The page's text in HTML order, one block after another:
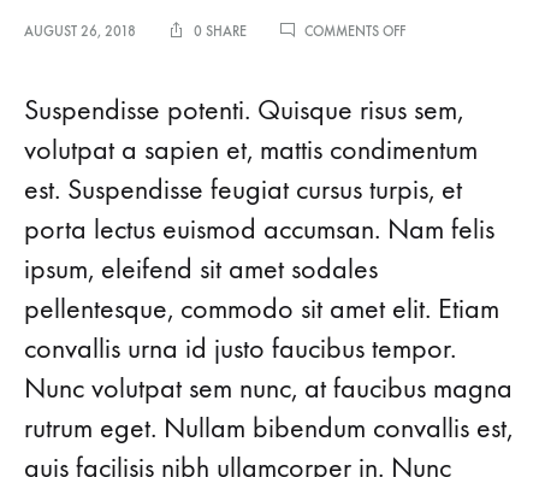
AUGUST 26, 2018 0 SHARE COMMENTS OFFON
TRANSITION
FAVORITE
LOOKS
INTO
FALL
Suspendisse potenti. Quisque risus sem,
volutpat a sapien et, mattis condimentum
est. Suspendisse feugiat cursus turpis, et
porta lectus euismod accumsan. Nam felis
ipsum, eleifend sit amet sodales
pellentesque, commodo sit amet elit. Etiam
convallis urna id justo faucibus tempor.
Nunc volutpat sem nunc, at faucibus magna
rutrum eget. Nullam bibendum convallis est,
quis facilisis nibh ullamcorper in. Nunc